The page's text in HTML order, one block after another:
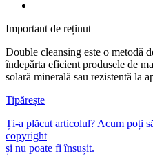
Important de reținut
Double cleansing este o metodă
îndepărta eficient produsele de
solară minerală sau rezistentă la
Tipărește
Ți-a plăcut articolul? Acum poți
copyright
și nu poate fi însușit.